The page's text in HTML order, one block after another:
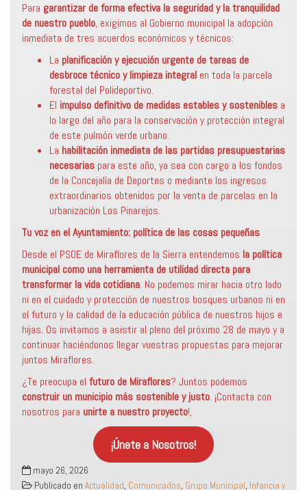
Para garantizar de forma efectiva la seguridad y la tranquilidad
de nuestro pueblo, exigimos al Gobierno municipal la adopción
inmediata de tres acuerdos económicos y técnicos:
La planificación y ejecución urgente de tareas de
desbroce técnico y limpieza integral en toda la parcela
forestal del Polideportivo.
El impulso definitivo de medidas estables y sostenibles a
lo largo del año para la conservación y protección integral
de este pulmón verde urbano.
La habilitación inmediata de las partidas presupuestarias
necesarias para este año, ya sea con cargo a los fondos
de la Concejalía de Deportes o mediante los ingresos
extraordinarios obtenidos por la venta de parcelas en la
urbanización Los Pinarejos.
Tu voz en el Ayuntamiento: política de las cosas pequeñas
Desde el PSOE de Miraflores de la Sierra entendemos la política
municipal como una herramienta de utilidad directa para
transformar la vida cotidiana. No podemos mirar hacia otro lado
ni en el cuidado y protección de nuestros bosques urbanos ni en
el futuro y la calidad de la educación pública de nuestros hijos e
hijas. Os invitamos a asistir al pleno del próximo 28 de mayo y a
continuar haciéndonos llegar vuestras propuestas para mejorar
juntos Miraflores.
¿Te preocupa el futuro de Miraflores? Juntos podemos
construir un municipio más sostenibley justo. ¡Contacta con
nosotros para unirte a nuestro proyecto!,
¡Únete a Nosotros!
mayo 26, 2026
Publicado en Actualidad, Comunicados, Grupo Municipal, Infancia y